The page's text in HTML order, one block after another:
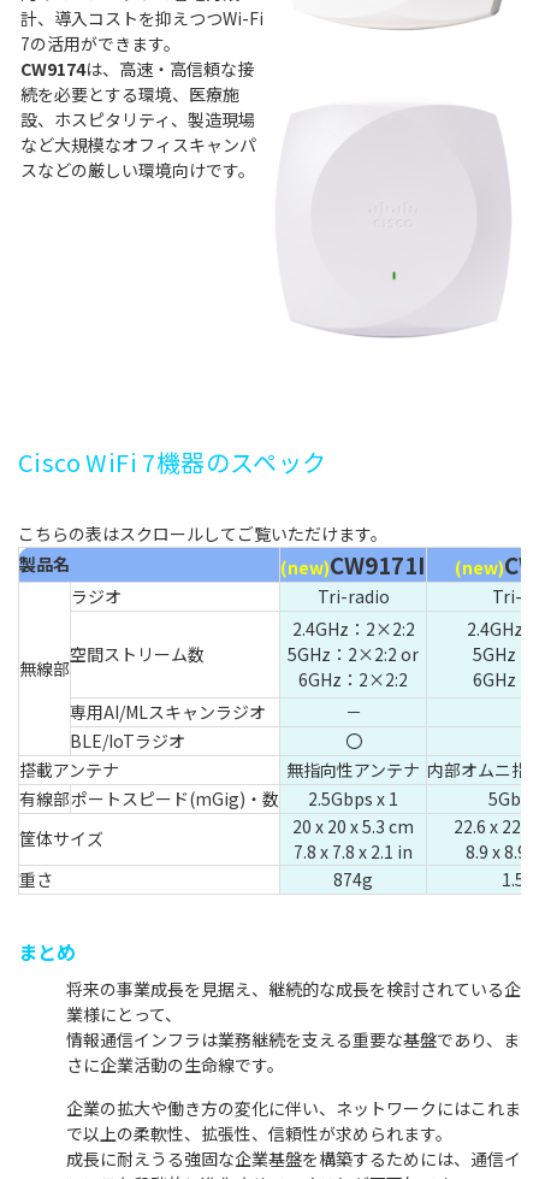
計、導入コストを抑えつつWi-Fi
7の活用ができます。
CW9174は、高速・高信頼な接
続を必要とする環境、医療施
設、ホスピタリティ、製造現場
など大規模なオフィスキャンパ
スなどの厳しい環境向けです。
Cisco WiFi 7機器のスペック
製品名 (new)CW9171I (new)
無線部
ラジオ Tri-radio Tri-
空間ストリーム数
2.4GHz：2×2:2
5GHz：2×2:2 or
6GHz：2×2:2
2.4GHz
5GHz
6GHz
専用AI/MLスキャンラジオ
－
BLE/IoTラジオ
〇
搭載アンテナ
無指向性アンテナ 内部オムニ指
有線部ポートスピード(mGig)・数 2.5Gbps x 1
筐体サイズ
20 x 20 x 5.3 cm
7.8 x 7.8 x 2.1 in
22.6 x
8.9 x 8.9
重さ
874g
まとめ
将来の事業成長を見据え、継続的な成長を検討されている企
業様にとって、
情報通信インフラは業務継続を支える重要な基盤であり、ま
さに企業活動の生命線です。
企業の拡大や働き方の変化に伴い、ネットワークにはこれま
で以上の柔軟性、拡張性、信頼性が求められます。
成長に耐えうる強固な企業基盤を構築するためには、通信イ